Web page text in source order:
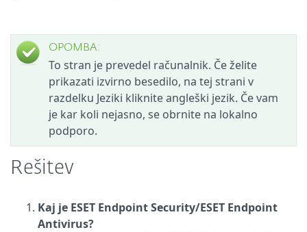
OPOMBA:
To stran je prevedel računalnik. Če želite
prikazati izvirno besedilo, na tej strani v
razdelku Jeziki kliknite angleški jezik. Če vam
je kar koli nejasno, se obrnite na lokalno
podporo.
Rešitev
Kaj je ESET Endpoint Security/ESET Endpoint
Antivirus?